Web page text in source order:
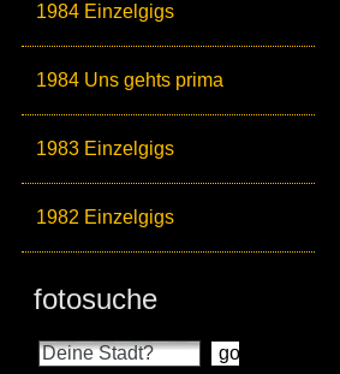
1984 Einzelgigs
1984 Uns gehts prima
1983 Einzelgigs
1982 Einzelgigs
fotosuche